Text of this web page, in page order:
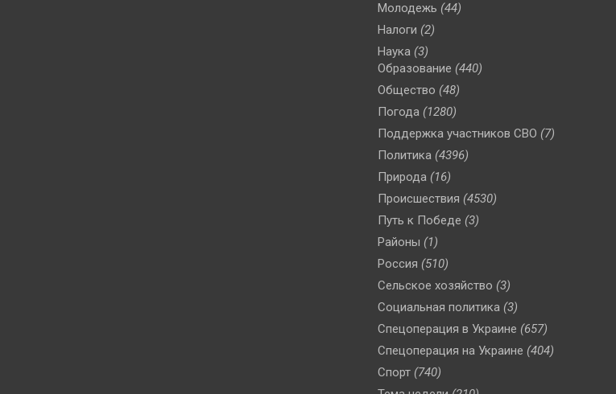
Молодежь (44)
Налоги (2)
Наука (3)
Образование (440)
Общество (48)
Погода (1280)
Поддержка участников СВО (7)
Политика (4396)
Природа (16)
Происшествия (4530)
Путь к Победе (3)
Районы (1)
Россия (510)
Сельское хозяйство (3)
Социальная политика (3)
Спецоперация в Украине (657)
Спецоперация на Украине (404)
Спорт (740)